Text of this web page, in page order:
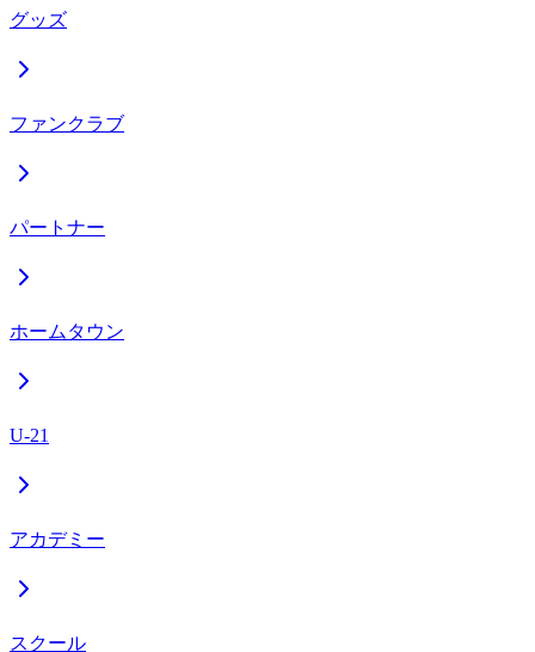
グッズ
ファンクラブ
パートナー
ホームタウン
U-21
アカデミー
スクール